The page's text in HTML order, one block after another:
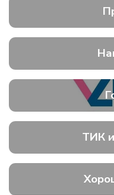
ТИК